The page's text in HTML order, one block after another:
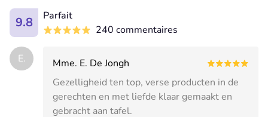
9.8
Parfait
240 commentaires
E.
Mme. E. De Jongh
Gezelligheid ten top, verse producten in de
gerechten en met liefde klaar gemaakt en
gebracht aan tafel.